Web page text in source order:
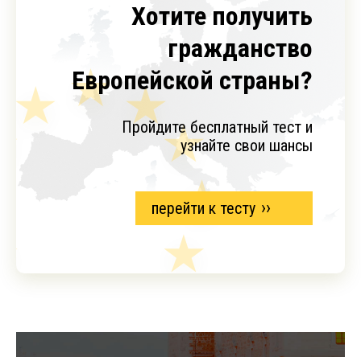
Хотите получить
гражданство
Европейской страны?
Пройдите бесплатный тест и
узнайте свои шансы
перейти к тесту